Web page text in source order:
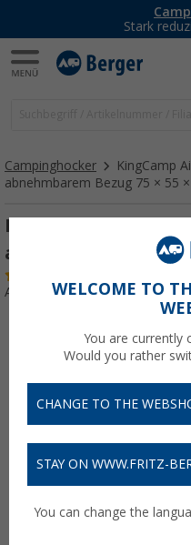
Stark
Campinghocker
KingCamp
abnehmbarem Bezug 75 × 55
KingCamp Air Cube
abnehmbarem
Art.-Nr.: 399506WELCOME TO
You are currently
Would you rather
CHANGE TO THE
STAY ON WWW.FRITZ-
You can change the